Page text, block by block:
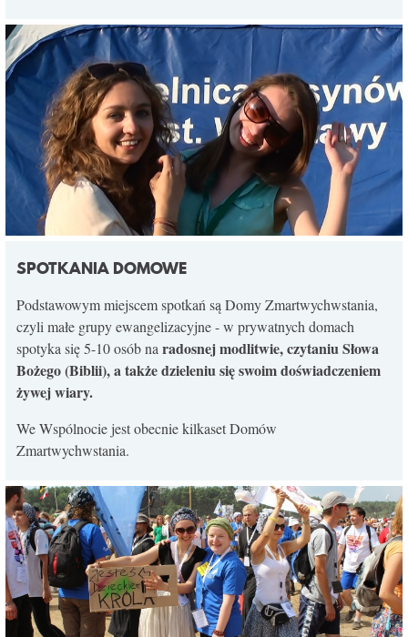
SPOTKANIA DOMOWE
Podstawowym miejscem spotkań są Domy Zmartwychwstania,
czyli małe grupy ewangelizacyjne - w prywatnych domach
spotyka się 5-10 osób na radosnej modlitwie, czytaniu Słowa
Bożego (Biblii), a także dzieleniu się swoim doświadczeniem
żywej wiary.
We Wspólnocie jest obecnie kilkaset Domów
Zmartwychwstania.